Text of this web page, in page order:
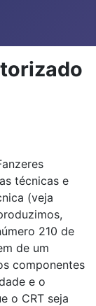
técnicas e
(veja
210 de
de um
componentes
e o
o CRT seja